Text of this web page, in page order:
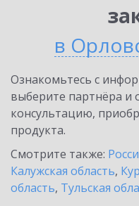
в
Ознакомьтесь с
выберите партнёра и
консультацию,
продукта.
Смотрите также:
Калужская область,
область, Тульская